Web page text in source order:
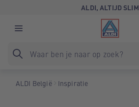
ALDI, ALTIJD SLIM
ALDI België Inspiratie